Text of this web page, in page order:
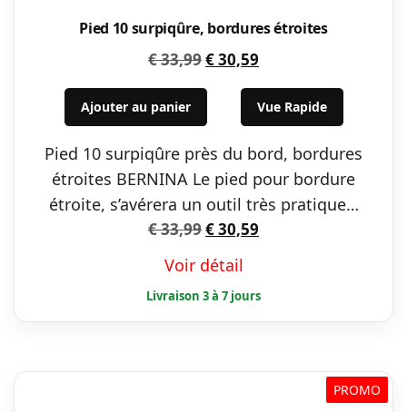
Pied 10 surpiqûre, bordures étroites
€33,99Le
prix
était :
€ 33,99.
€30,59
prix
actuel
est :
€ 30,59.
Ajouter au panier Vue Rapide
Pied 10 surpiqûre près du bord, bordures
étroites BERNINA Le pied pour bordure
étroite, s’avérera un outil très pratique…
€33,99Le
initial
était :
€ 33,99.
€30,59
est :
€ 30,59.
Voir détail
PROMO